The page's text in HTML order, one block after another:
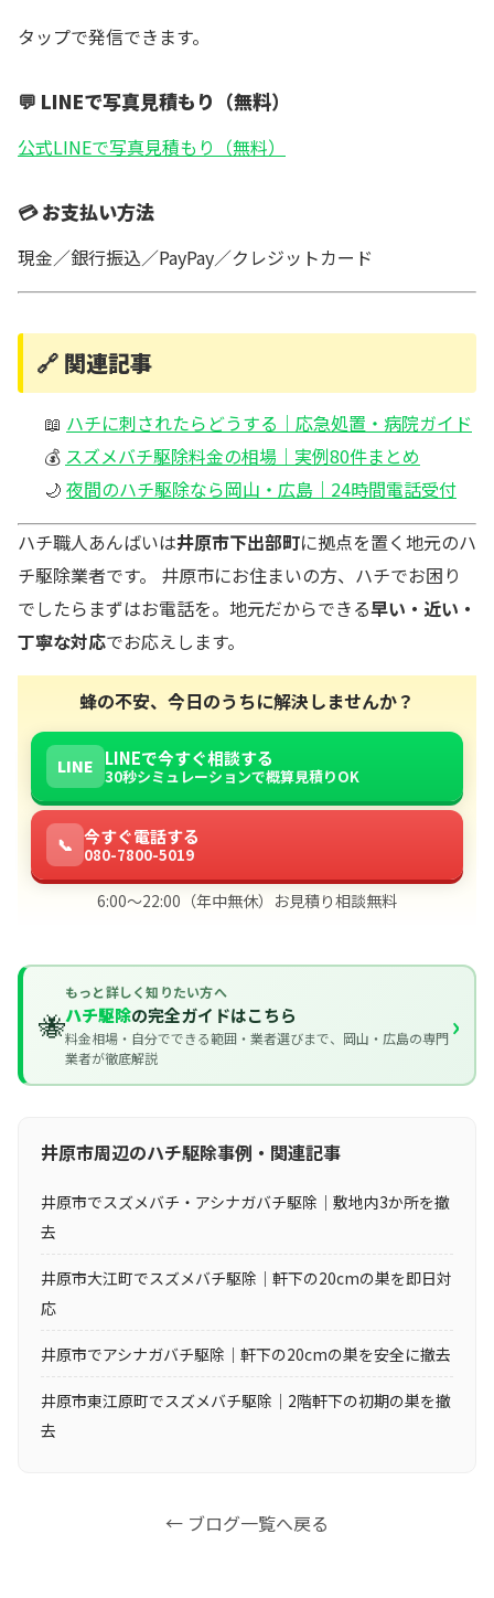
タップで発信できます。
💬 LINEで写真見積もり（無料）
公式LINEで写真見積もり（無料）
💳 お支払い方法
現金／銀行振込／PayPay／クレジットカード
🔗 関連記事
📖 ハチに刺されたらどうする｜応急処置・病院ガイド
💰 スズメバチ駆除料金の相場｜実例80件まとめ
🌙 夜間のハチ駆除なら岡山・広島｜24時間電話受付
ハチ職人あんばいは井原市下出部町に拠点を置く地元のハ
チ駆除業者です。 井原市にお住まいの方、ハチでお困り
でしたらまずはお電話を。地元だからできる早い・近い・
丁寧な対応でお応えします。
蜂の不安、今日のうちに解決しませんか？
LINE LINEで今すぐ相談する
30秒シミュレーションで概算見積りOK
📞 今すぐ電話する
080-7800-5019
6:00〜22:00（年中無休）お見積り相談無料
🐝
もっと詳しく知りたい方へ
ハチ駆除の完全ガイドはこちら
料金相場・自分でできる範囲・業者選びまで、岡山・広島の専門
業者が徹底解説
›
井原市周辺のハチ駆除事例・関連記事
井原市でスズメバチ・アシナガバチ駆除｜敷地内3か所を撤
去
井原市大江町でスズメバチ駆除｜軒下の20cmの巣を即日対
応
井原市でアシナガバチ駆除｜軒下の20cmの巣を安全に撤去
井原市東江原町でスズメバチ駆除｜2階軒下の初期の巣を撤
去
← ブログ一覧へ戻る